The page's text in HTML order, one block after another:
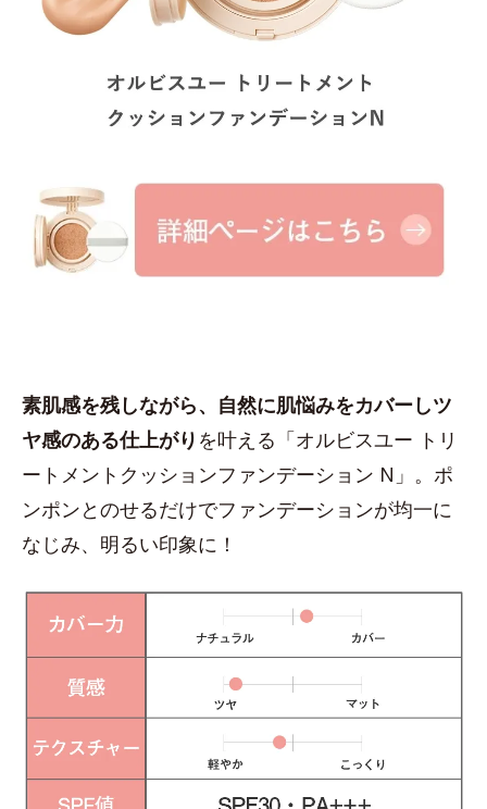
素肌感を残しながら、自然に肌悩みをカバーしツ
ヤ感のある仕上がり を叶える「オルビスユー トリ
ートメントクッションファンデーション N」。ポ
ンポンとのせるだけでファンデーションが均一に
なじみ、明るい印象に！